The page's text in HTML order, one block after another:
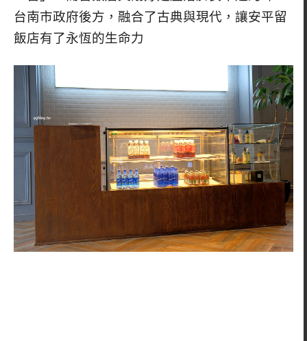
台南市政府後方，融合了古典與現代，讓安平留
飯店有了永恆的生命力